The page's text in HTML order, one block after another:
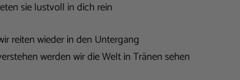
sie lustvoll in dich rein
reiten wieder in den Untergang
werden wir die Welt in Tränen sehen